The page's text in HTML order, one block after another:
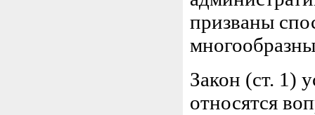
призваны
Закон (ст. 1)
относятся